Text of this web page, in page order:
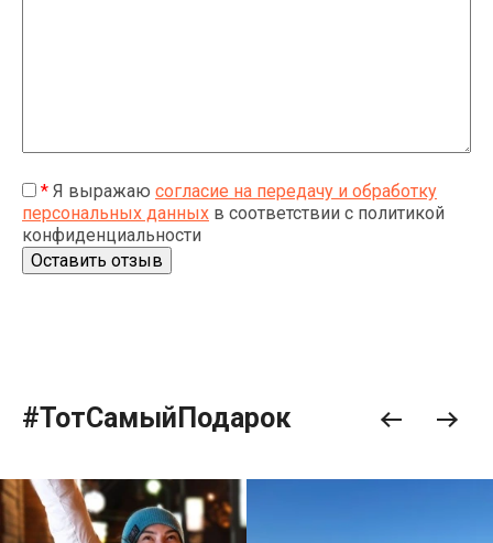
* Я выражаю согласие на передачу и обработку
персональных данных в соответствии с политикой
конфиденциальности
#ТотСамыйПодарок